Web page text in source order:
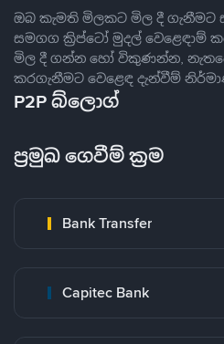
ඔබ කැමති මිලකට මිල දී
සමගග ක්‍රිප්ටෝ මුදල් වෙළෙඳාම්
මිල දී ගන්න හෝ විකුණන්න,
කරගැනීමට වෙළෙඳ දැන්වීම්
P2P බ්ලොග්
ප්‍රමුඛ ගෙවීම් ක්‍රම
Bank Transfer
Capitec Bank